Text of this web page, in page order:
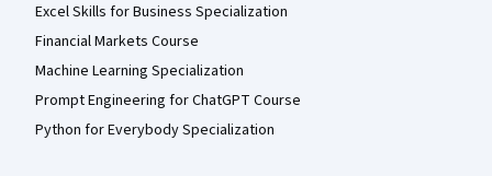
Excel Skills for Business Specialization
Financial Markets Course
Machine Learning Specialization
Prompt Engineering for ChatGPT Course
Python for Everybody Specialization